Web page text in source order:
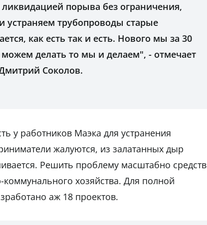
порыва без ограничения,
устраняем трубопроводы старые
как есть так и есть. Нового мы за 30
можем делать то мы и делаем", - отмечает
Соколов.
у работников Маэка для устранения
жалуются, из залатанных дыр
Решить проблему масштабно средств
хозяйства. Для полной
аж 18 проектов.